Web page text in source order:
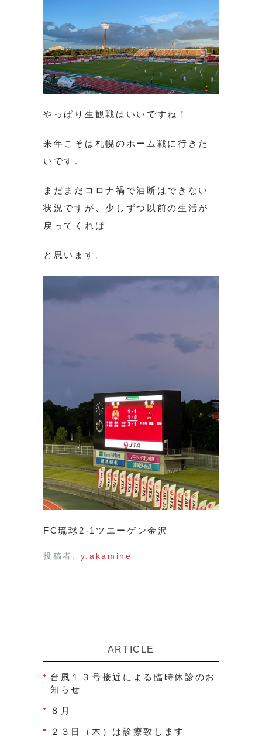
やっぱり生観戦はいいですね！
来年こそは札幌のホーム戦に行きた
いです。
まだまだコロナ禍で油断はできない
状況ですが、少しずつ以前の生活が
戻ってくれば
と思います。
FC琉球2-1ツエーゲン金沢
投稿者: y.akamine
ARTICLE
台風１３号接近による臨時休診のお
知らせ
８月
２３日（木）は診療致します